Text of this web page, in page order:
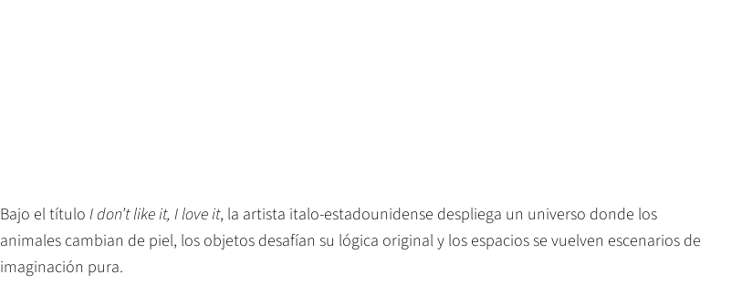
Bajo el título I don’t like it, I love it, la artista italo-estadounidense despliega un universo donde los
animales cambian de piel, los objetos desafían su lógica original y los espacios se vuelven escenarios de
imaginación pura.